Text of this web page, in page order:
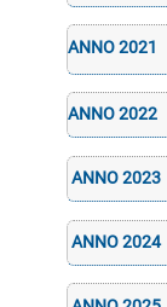
ANNO 2021
ANNO 2022
ANNO 2023
ANNO 2024